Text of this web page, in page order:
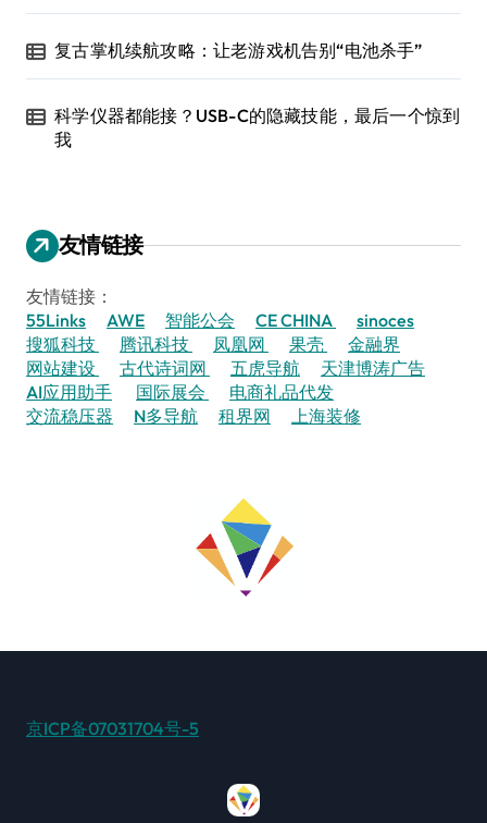
复古掌机续航攻略：让老游戏机告别“电池杀手”
科学仪器都能接？USB-C的隐藏技能，最后一个惊到
我
友情链接
友情链接：
55Links
AWE 智能公会 CE CHINA
sinoces
搜狐科技
腾讯科技 凤凰网 果壳
金融界
网站建设
古代诗词网 五虎导航
天津博涛广告
AI应用助手
国际展会
电商礼品代发
交流稳压器
N多导航 租界网 上海装修
京ICP备07031704号-5